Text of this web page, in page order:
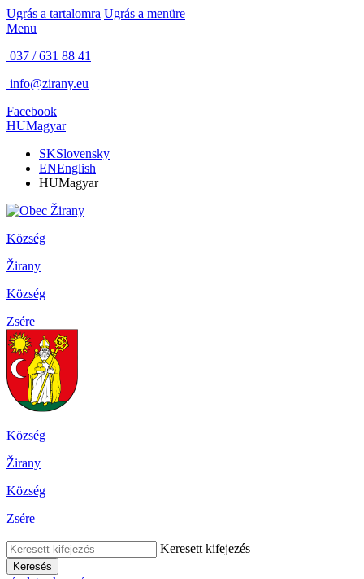
Ugrás a tartalomra Ugrás a menüre
Menu
037 / 631 88 41
info@zirany.eu
Facebook
HUMagyar
SKSlovensky
ENEnglish
HUMagyar
Község
Žirany
Község
Zsére
Község
Žirany
Község
Zsére
Keresett kifejezés
Keresés